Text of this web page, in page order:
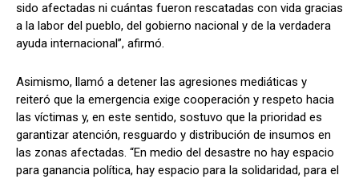
sido afectadas ni cuántas fueron rescatadas con vida gracias
a la labor del pueblo, del gobierno nacional y de la verdadera
ayuda internacional”, afirmó.
Asimismo, llamó a detener las agresiones mediáticas y
reiteró que la emergencia exige cooperación y respeto hacia
las víctimas y, en este sentido, sostuvo que la prioridad es
garantizar atención, resguardo y distribución de insumos en
las zonas afectadas. “En medio del desastre no hay espacio
para ganancia política, hay espacio para la solidaridad, para el